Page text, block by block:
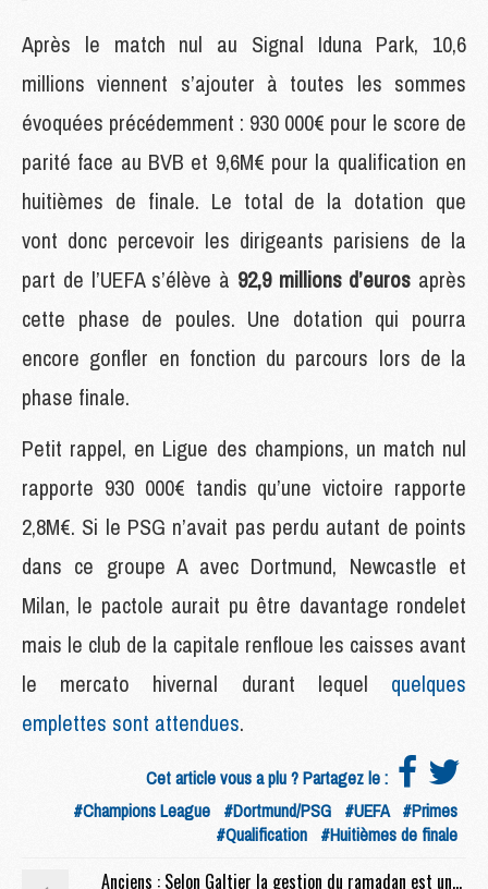
Après le match nul au Signal Iduna Park, 10,6
millions viennent s’ajouter à toutes les sommes
évoquées précédemment : 930 000€ pour le score de
parité face au BVB et 9,6M€ pour la qualification en
huitièmes de finale. Le total de la dotation que
vont donc percevoir les dirigeants parisiens de la
part de l’UEFA s’élève à 92,9 millions d’euros après
cette phase de poules. Une dotation qui pourra
encore gonfler en fonction du parcours lors de la
phase finale.
Petit rappel, en Ligue des champions, un match nul
rapporte 930 000€ tandis qu’une victoire rapporte
2,8M€. Si le PSG n’avait pas perdu autant de points
dans ce groupe A avec Dortmund, Newcastle et
Milan, le pactole aurait pu être davantage rondelet
mais le club de la capitale renfloue les caisses avant
le mercato hivernal durant lequel quelques
emplettes sont attendues.
Cet article vous a plu ? Partagez le :
#Champions League #Dortmund/PSG #UEFA #Primes
#Qualification #Huitièmes de finale
Anciens : Selon Galtier la gestion du ramadan est une « problématique », Rivère charge Fournier, le point sur le procès